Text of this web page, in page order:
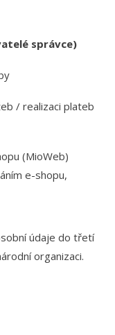
správce)
/ realizaci plateb
(MioWeb)
e-shopu,
údaje do třetí
organizaci.